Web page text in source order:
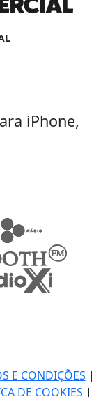
iPhone,
E CONDIÇÕES |
DE COOKIES |